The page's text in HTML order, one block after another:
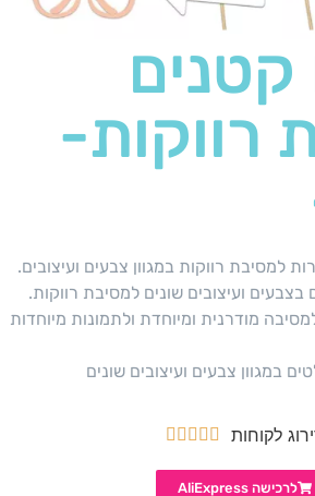
רווקות-
למסיבת רווקות במגוון צבעים ועיצובים.
מודרנית ומיוחדת ולתמונות מיוחדות
לקוחות 




לרכישה AliExpress